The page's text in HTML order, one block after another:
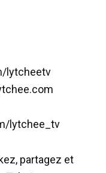
lytcheetv
lytchee_tv
partagez et